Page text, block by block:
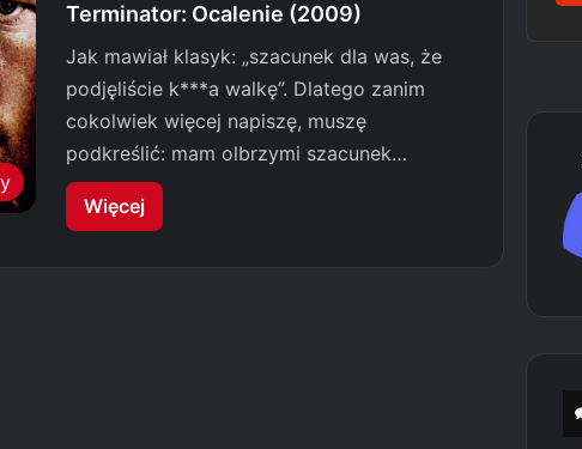
Terminator: Ocalenie (2009)
Jak mawiał klasyk: „szacunek dla was, że
podjęliście k***a walkę”. Dlatego zanim
cokolwiek więcej napiszę, muszę
podkreślić: mam olbrzymi szacunek…
Więcej